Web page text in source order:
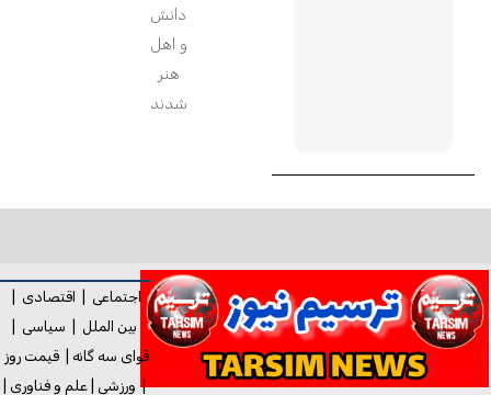
دانش
و اهل
هنر
شدند
اجتماعی اقتصادی
بین الملل
سیاسی
قوای سه گانه |قیمت روز
| ورزشی علم و فناوری